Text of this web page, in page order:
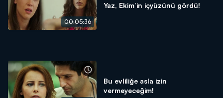
00:05:36
Yaz, Ekim’in içyüzünü gördü!
Bu evliliğe asla izin
vermeyeceğim!